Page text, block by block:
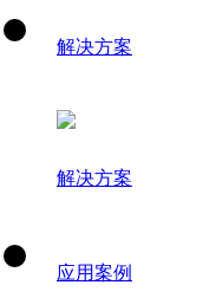
解决方案
解决方案
应用案例